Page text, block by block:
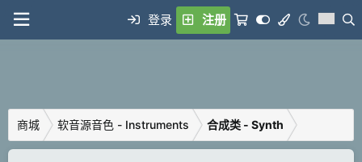
登录 注册
商城 软音源音色 - Instruments 合成类 - Synth